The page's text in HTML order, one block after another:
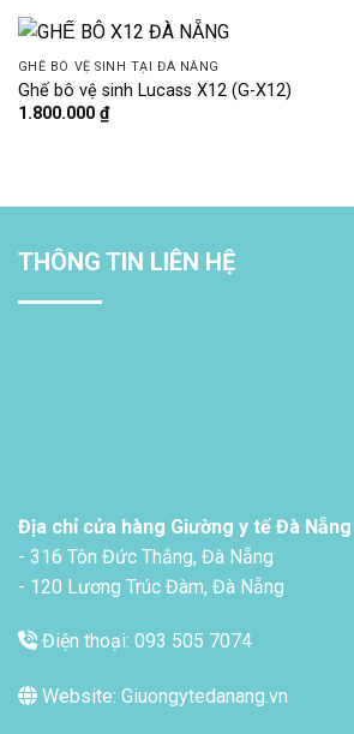
GHẾ BÔ VỆ SINH TẠI ĐÀ NẴNG
Ghế bô vệ sinh Lucass X12 (G-X12)
1.800.000 ₫
THÔNG TIN LIÊN HỆ
Địa chỉ cửa hàng Giường y tế Đà Nẵng
- 316 Tôn Đức Thắng, Đà Nẵng
- 120 Lương Trúc Đàm, Đà Nẵng
Điện thoại: 093 505 7074
Website: Giuongytedanang.vn